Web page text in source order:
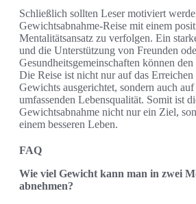
Schließlich sollten Leser motiviert
Gewichtsabnahme-Reise mit einem
Mentalitätsansatz zu verfolgen. Ein
und die Unterstützung von Freunden
Gesundheitsgemeinschaften können den
Die Reise ist nicht nur auf das Erreichen
Gewichts ausgerichtet, sondern auch
umfassenden Lebensqualität. Somit ist
Gewichtsabnahme nicht nur ein Ziel,
einem besseren Leben.
FAQ
Wie viel Gewicht kann man in zwei
abnehmen?